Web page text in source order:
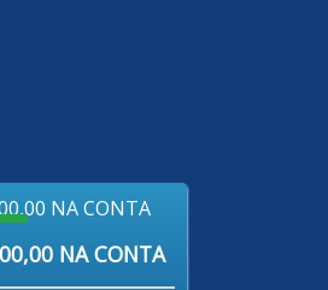
NA CONTA